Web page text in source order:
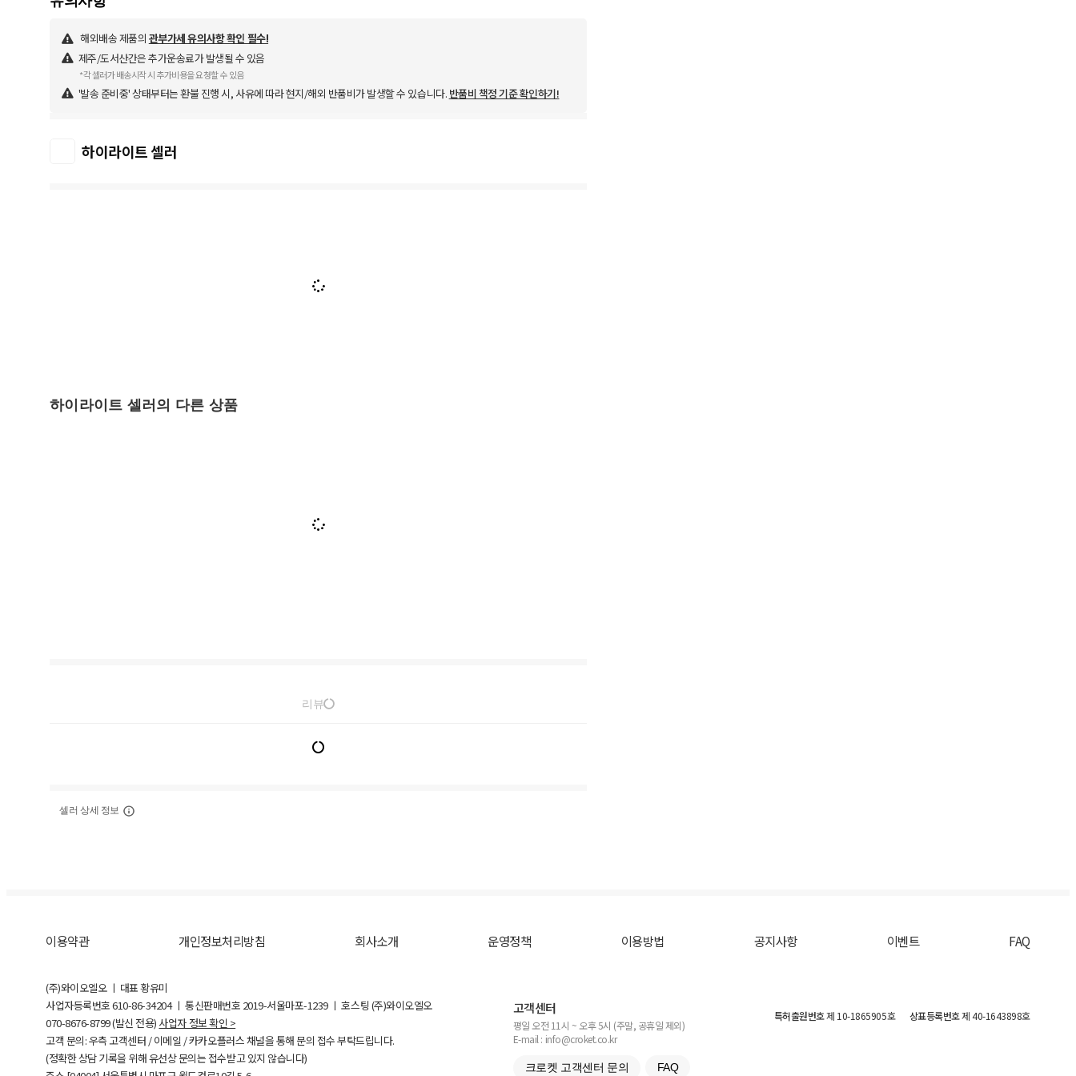
해외배송 제품의 관부가세 유의사항 확인 필수!
제주/도서산간은 추가운송료가 발생될 수 있음
*각 셀러가 배송시작 시 추가비용을 요청할 수 있음
'발송 준비중' 상태부터는 환불 진행 시, 사유에 따라 현지/해외 반품비가 발생할 수 있습니다. 반품비 책정 기준 확인하기!
하이라이트 셀러
하이라이트 셀러의 다른 상품
리뷰
셀러 상세 정보
이용약관 개인정보처리방침 회사소개 운영정책 이용방법 공지사항 이벤트 FAQ
(주)와이오엘오 ㅣ 대표 황유미
사업자등록번호610-86-34204ㅣ 통신판매번호 2019-서울마포-1239 ㅣ 호스팅 (주)와이오엘오
070-8676-8799 (발신 전용) 사업자 정보 확인 >
고객 문의: 우측 고객센터 / 이메일 / 카카오플러스 채널을 통해 문의 접수 부탁드립니다.
(정확한 상담 기록을 위해 유선상 문의는 접수받고 있지 않습니다)
고객센터
평일 오전 11시 ~ 오후 5시 (주말, 공휴일 제외)
E-mail : info@croket.co.kr
크로켓 고객센터 문의 FAQ
특허출원번호제 10-1865905호 상표등록번호제 40-1643898호